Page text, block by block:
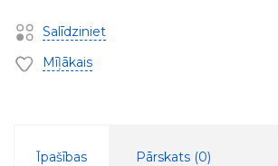
Salīdziniet
Mīļākais
Īpašības Pārskats (0)